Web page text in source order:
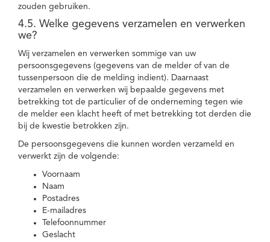
zouden gebruiken.
4.5. Welke gegevens verzamelen en verwerken
we?
Wij verzamelen en verwerken sommige van uw
persoonsgegevens (gegevens van de melder of van de
tussenpersoon die de melding indient). Daarnaast
verzamelen en verwerken wij bepaalde gegevens met
betrekking tot de particulier of de onderneming tegen wie
de melder een klacht heeft of met betrekking tot derden die
bij de kwestie betrokken zijn.
De persoonsgegevens die kunnen worden verzameld en
verwerkt zijn de volgende:
Voornaam
Naam
Postadres
E-mailadres
Telefoonnummer
Geslacht